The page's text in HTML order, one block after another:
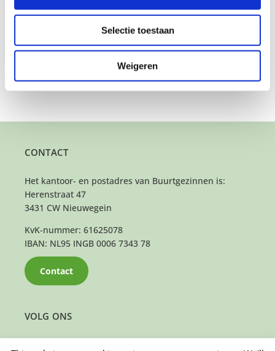
Selectie toestaan
Weigeren
VOLG ONS
CONTACT
Het kantoor- en postadres van Buurtgezinnen is:
Herenstraat 47
3431 CW Nieuwegein
KvK-nummer: 61625078
IBAN: NL95 INGB 0006 7343 78
Contact